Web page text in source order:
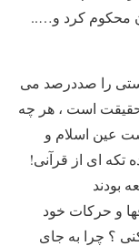
محکوم کرد و…..
را صددرصد می
است ، هر چه
عین اسلام و
تکه ای از قرآنی!
بودند
و حرکات خود
؟ چرا به جای